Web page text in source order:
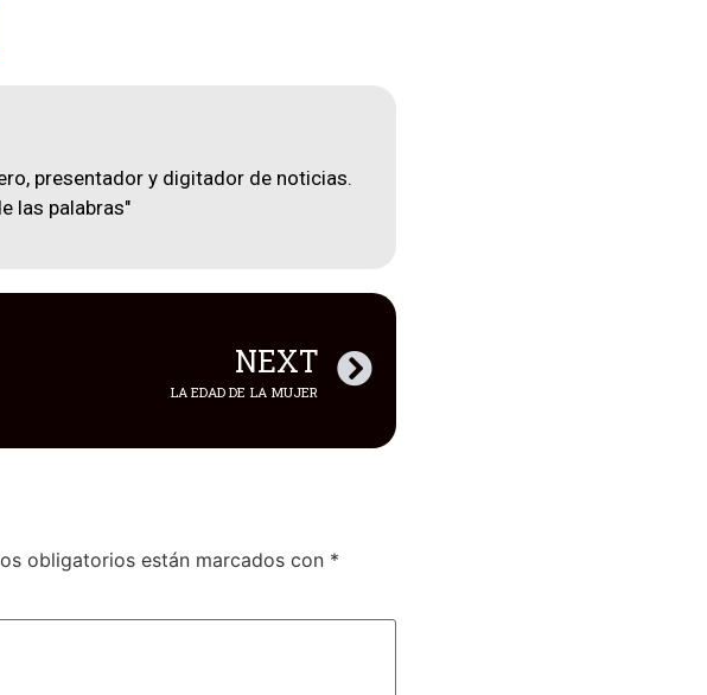
presentador y digitador de noticias.
las palabras"
NEXT
LA EDAD DE LA MUJER
obligatorios están marcados con *